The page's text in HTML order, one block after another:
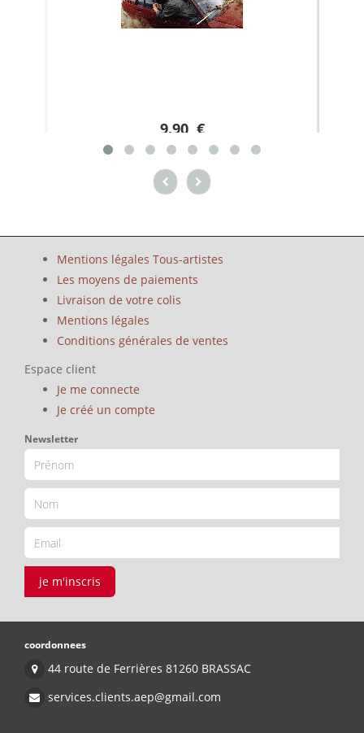
9.90 €
Mentions légales Tous-artistes
Les moyens de paiements
Livraison de votre colis
Mentions légales
Conditions générales de ventes
Espace client
Je me connecte
Je créé un compte
Newsletter
je m'inscris
coordonnees
44 route de Ferrières 81260 BRASSAC
services.clients.aep@gmail.com